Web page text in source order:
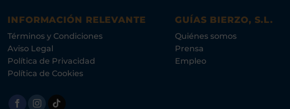
INFORMACIÓN RELEVANTE
Términos y Condiciones
Aviso Legal
Política de Privacidad
Política de Cookies
GUÍAS BIERZO, S.L.
Quiénes somos
Prensa
Empleo